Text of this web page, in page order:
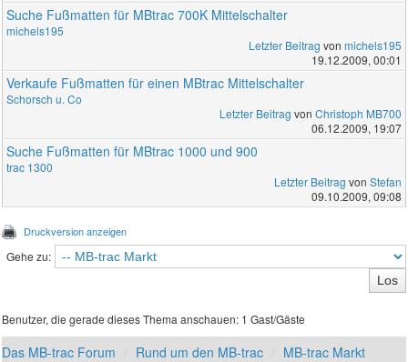
Suche Fußmatten für MBtrac 700K Mittelschalter
michels195
Letzter Beitrag von michels195
19.12.2009, 00:01
Verkaufe Fußmatten für einen MBtrac Mittelschalter
Schorsch u. Co
Letzter Beitrag von Christoph MB700
06.12.2009, 19:07
Suche Fußmatten für MBtrac 1000 und 900
trac 1300
Letzter Beitrag von Stefan
09.10.2009, 09:08
Druckversion anzeigen
Gehe zu:
Benutzer, die gerade dieses Thema anschauen: 1 Gast/Gäste
Das MB-trac Forum Rund um den MB-trac MB-trac Markt